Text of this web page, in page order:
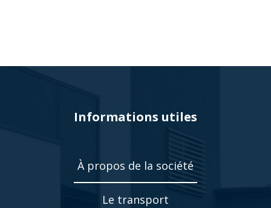
rynku
wypełnień
drzwiowych
Informations utiles
À propos de la société
Le transport